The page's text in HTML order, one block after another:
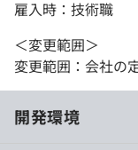
雇入時：技術職
＜変更範囲＞
変更範囲：会社の
開発環境